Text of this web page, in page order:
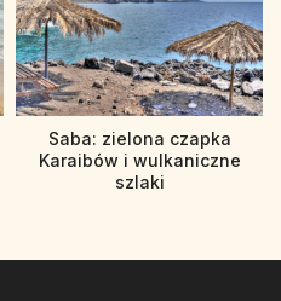
Saba: zielona czapka
Karaibów i wulkaniczne
szlaki